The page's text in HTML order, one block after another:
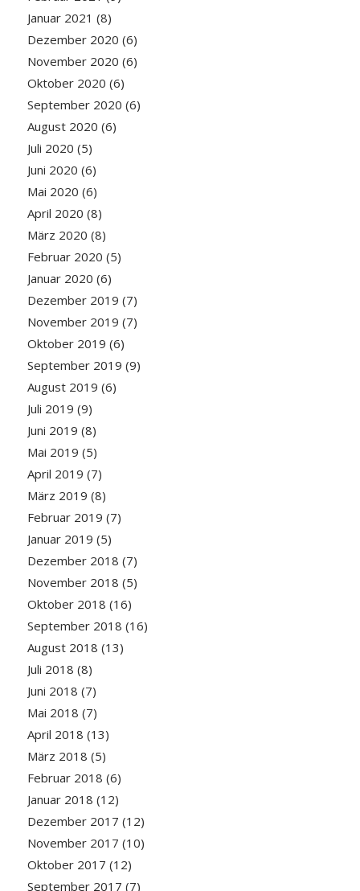
Januar 2021 (8)
Dezember 2020 (6)
November 2020 (6)
Oktober 2020 (6)
September 2020 (6)
August 2020 (6)
Juli 2020 (5)
Juni 2020 (6)
Mai 2020 (6)
April 2020 (8)
März 2020 (8)
Februar 2020 (5)
Januar 2020 (6)
Dezember 2019 (7)
November 2019 (7)
Oktober 2019 (6)
September 2019 (9)
August 2019 (6)
Juli 2019 (9)
Juni 2019 (8)
Mai 2019 (5)
April 2019 (7)
März 2019 (8)
Februar 2019 (7)
Januar 2019 (5)
Dezember 2018 (7)
November 2018 (5)
Oktober 2018 (16)
September 2018 (16)
August 2018 (13)
Juli 2018 (8)
Juni 2018 (7)
Mai 2018 (7)
April 2018 (13)
März 2018 (5)
Februar 2018 (6)
Januar 2018 (12)
Dezember 2017 (12)
November 2017 (10)
Oktober 2017 (12)
September 2017 (7)